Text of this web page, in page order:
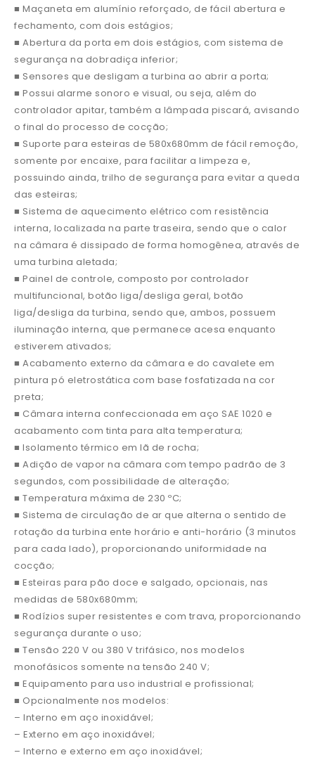
■ Maçaneta em alumínio reforçado, de fácil abertura e
fechamento, com dois estágios;
■ Abertura da porta em dois estágios, com sistema de
segurança na dobradiça inferior;
■ Sensores que desligam a turbina ao abrir a porta;
■ Possui alarme sonoro e visual, ou seja, além do
controlador apitar, também a lâmpada piscará, avisando
o final do processo de cocção;
■ Suporte para esteiras de 580x680mm de fácil remoção,
somente por encaixe, para facilitar a limpeza e,
possuindo ainda, trilho de segurança para evitar a queda
das esteiras;
■ Sistema de aquecimento elétrico com resistência
interna, localizada na parte traseira, sendo que o calor
na câmara é dissipado de forma homogênea, através de
uma turbina aletada;
■ Painel de controle, composto por controlador
multifuncional, botão liga/desliga geral, botão
liga/desliga da turbina, sendo que, ambos, possuem
iluminação interna, que permanece acesa enquanto
estiverem ativados;
■ Acabamento externo da câmara e do cavalete em
pintura pó eletrostática com base fosfatizada na cor
preta;
■ Câmara interna confeccionada em aço SAE 1020 e
acabamento com tinta para alta temperatura;
■ Isolamento térmico em lã de rocha;
■ Adição de vapor na câmara com tempo padrão de 3
segundos, com possibilidade de alteração;
■ Temperatura máxima de 230 ºC;
■ Sistema de circulação de ar que alterna o sentido de
rotação da turbina ente horário e anti-horário (3 minutos
para cada lado), proporcionando uniformidade na
cocção;
■ Esteiras para pão doce e salgado, opcionais, nas
medidas de 580x680mm;
■ Rodízios super resistentes e com trava, proporcionando
segurança durante o uso;
■ Tensão 220 V ou 380 V trifásico, nos modelos
monofásicos somente na tensão 240 V;
■ Equipamento para uso industrial e profissional;
■ Opcionalmente nos modelos:
– Interno em aço inoxidável;
– Externo em aço inoxidável;
– Interno e externo em aço inoxidável;